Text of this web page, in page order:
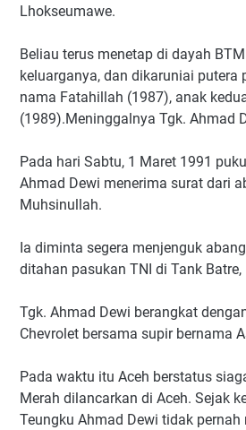
Lhokseumawe.
Beliau terus menetap di dayah
keluarganya, dan dikaruniai putera
nama Fatahillah (1987), anak
(1989).Meninggalnya Tgk. Ahmad
Pada hari Sabtu, 1 Maret 1991
Ahmad Dewi menerima surat dari
Muhsinullah.
Ia diminta segera menjenguk
ditahan pasukan TNI di Tank Batre,
Tgk. Ahmad Dewi berangkat
Chevrolet bersama supir bernama
Pada waktu itu Aceh berstatus
Merah dilancarkan di Aceh. Sejak
Teungku Ahmad Dewi tidak